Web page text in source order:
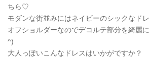
ちら♡
モダンな街並みにはネイビーのシックなド
オフショルダーなのでデコルテ部分を綺麗
^)
大人っぽいこんなドレスはいかがですか？